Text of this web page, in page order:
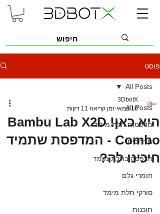
פוסט
All Posts
מדפסות תלת מימד
מדריכים
הדפסה בתלת מימד
חומרי גלם
סורקי תלת מימד
תוכנות
All Posts
היא כאן! Bambu Lab X2D
Combo - המדפסת שתמיד
חיכינו לה?
3DbotX
16 במאי
זמן קריאה 11 דקות